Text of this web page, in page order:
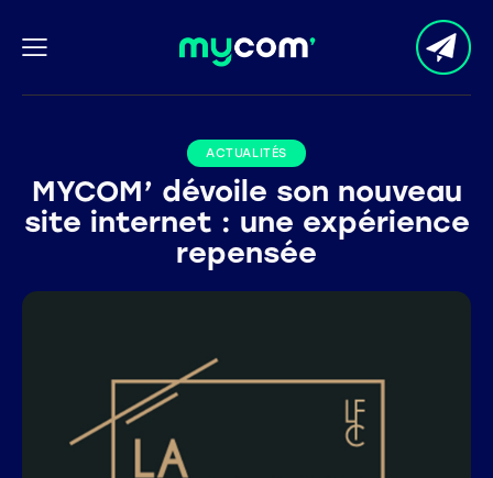
ACTUALITÉS
MYCOM’ dévoile son nouveau
site internet : une expérience
repensée